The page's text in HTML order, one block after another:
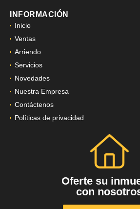
INFORMACIÓN
Inicio
Ventas
Arriendo
Servicios
Novedades
Nuestra Empresa
Contáctenos
Políticas de privacidad
Oferte su
con